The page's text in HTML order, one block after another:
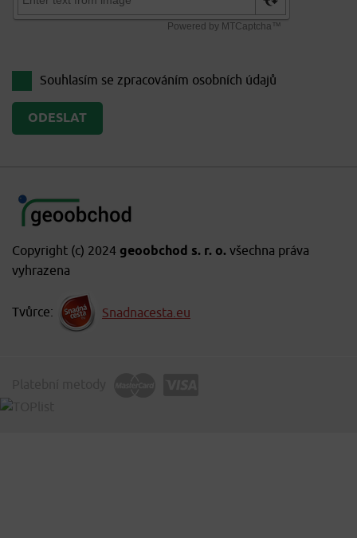
Souhlasím se zpracováním osobních údajů
Copyright (c) 2024 geoobchod s. r. o. všechna práva
vyhrazena
Tvůrce: Snadnacesta.eu